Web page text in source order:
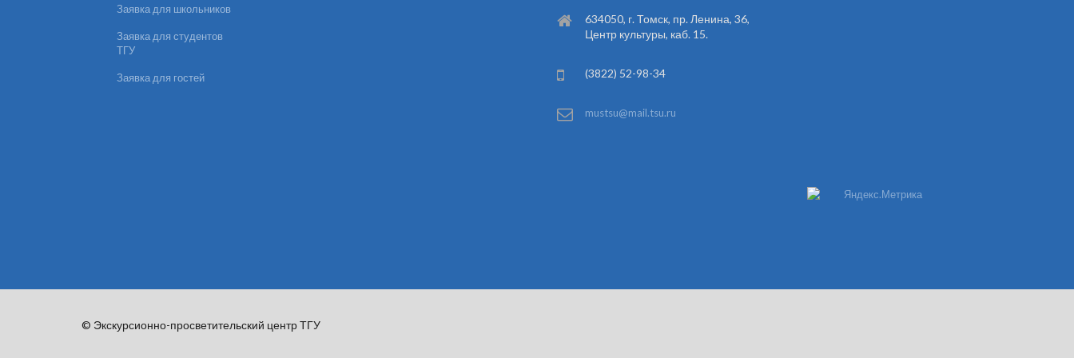
Заявка для школьников
Заявка для студентов
ТГУ
Заявка для гостей
634050, г. Томск, пр. Ленина, 36,
Центр культуры, каб. 15.
(3822) 52-98-34
mustsu@mail.tsu.ru
© Экскурсионно-просветительский центр ТГУ